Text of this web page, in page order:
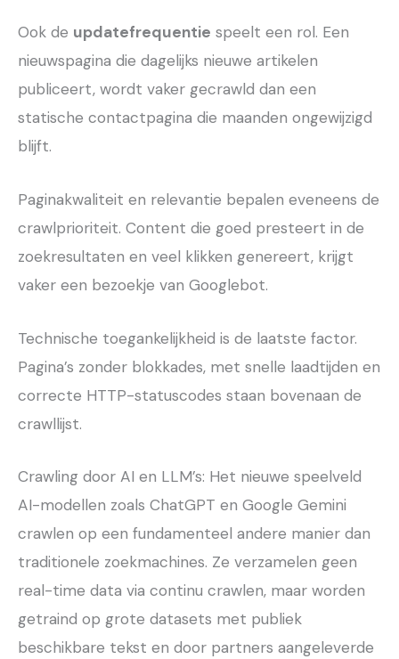
Ook de updatefrequentie speelt een rol. Een
nieuwspagina die dagelijks nieuwe artikelen
publiceert, wordt vaker gecrawld dan een
statische contactpagina die maanden ongewijzigd
blijft.
Paginakwaliteit en relevantie bepalen eveneens de
crawlprioriteit. Content die goed presteert in de
zoekresultaten en veel klikken genereert, krijgt
vaker een bezoekje van Googlebot.
Technische toegankelijkheid is de laatste factor.
Pagina’s zonder blokkades, met snelle laadtijden en
correcte HTTP-statuscodes staan bovenaan de
crawllijst.
Crawling door AI en LLM’s: Het nieuwe speelveld
AI-modellen zoals ChatGPT en Google Gemini
crawlen op een fundamenteel andere manier dan
traditionele zoekmachines. Ze verzamelen geen
real-time data via continu crawlen, maar worden
getraind op grote datasets met publiek
beschikbare tekst en door partners aangeleverde